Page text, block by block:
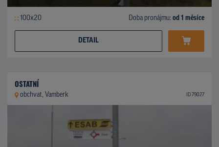
100x20 Doba pronájmu: od 1 měsíce
DETAIL
OSTATNÍ
obchvat, Vamberk ID 79027